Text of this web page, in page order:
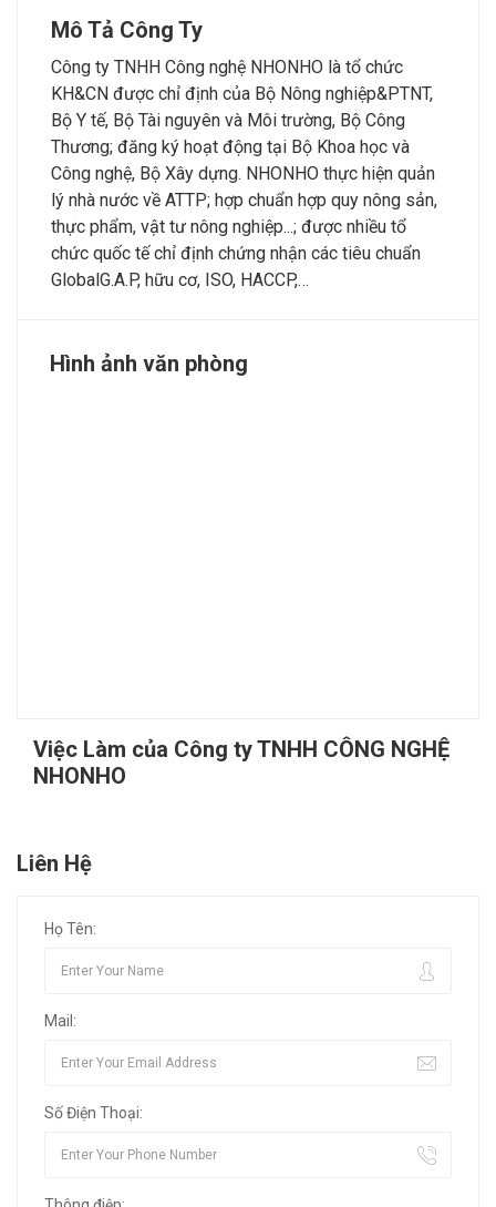
Mô Tả Công Ty
Công ty TNHH Công nghệ NHONHO là tổ chức
KH&CN được chỉ định của Bộ Nông nghiệp&PTNT,
Bộ Y tế, Bộ Tài nguyên và Môi trường, Bộ Công
Thương; đăng ký hoạt động tại Bộ Khoa học và
Công nghệ, Bộ Xây dựng. NHONHO thực hiện quản
lý nhà nước về ATTP; hợp chuẩn hợp quy nông sản,
thực phẩm, vật tư nông nghiệp...; được nhiều tổ
chức quốc tế chỉ định chứng nhận các tiêu chuẩn
GlobalG.A.P, hữu cơ, ISO, HACCP,…
Hình ảnh văn phòng
Việc Làm của Công ty TNHH CÔNG NGHỆ
NHONHO
Liên Hệ
Họ Tên:
Mail:
Số Điện Thoại: